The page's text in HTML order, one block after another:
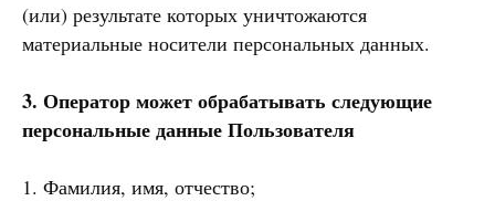
(или) результате которых уничтожаются
материальные носители персональных данных.
3. Оператор может обрабатывать следующие
персональные данные Пользователя
1. Фамилия, имя, отчество;